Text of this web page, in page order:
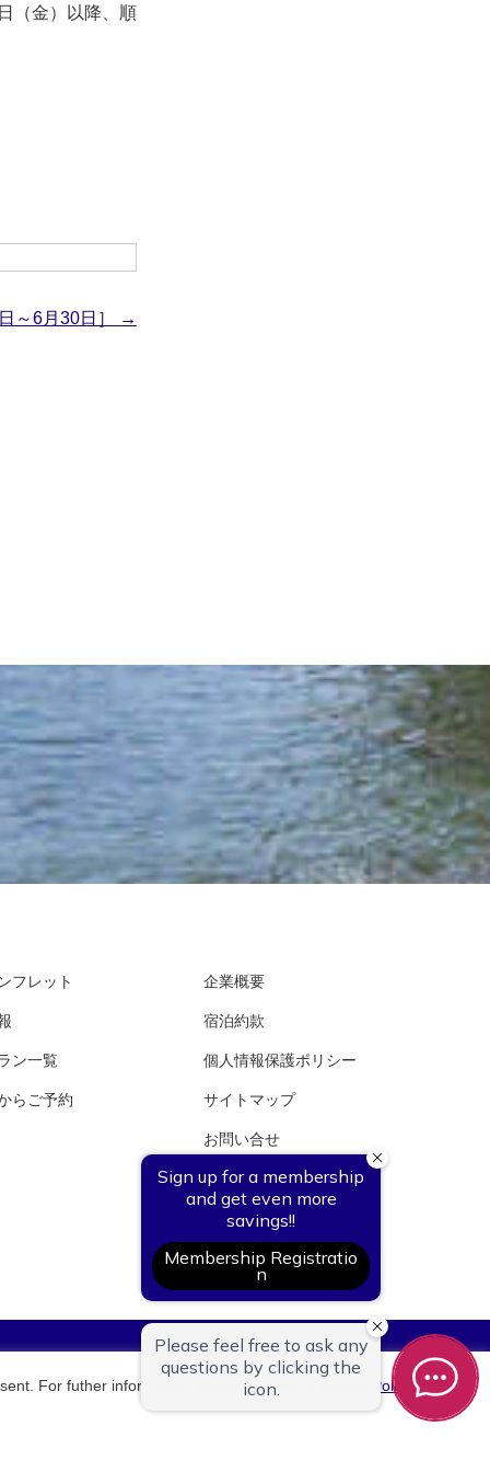
（金）以降、順
～6月30日］ →
フレット
ン一覧
らご予約
企業概要
宿泊約款
個人情報保護ポリシー
サイトマップ
お問い合せ
よくあるご質問（FAQ）
株式会社ホテル銀水荘
For futher information, please check the Private Policy .